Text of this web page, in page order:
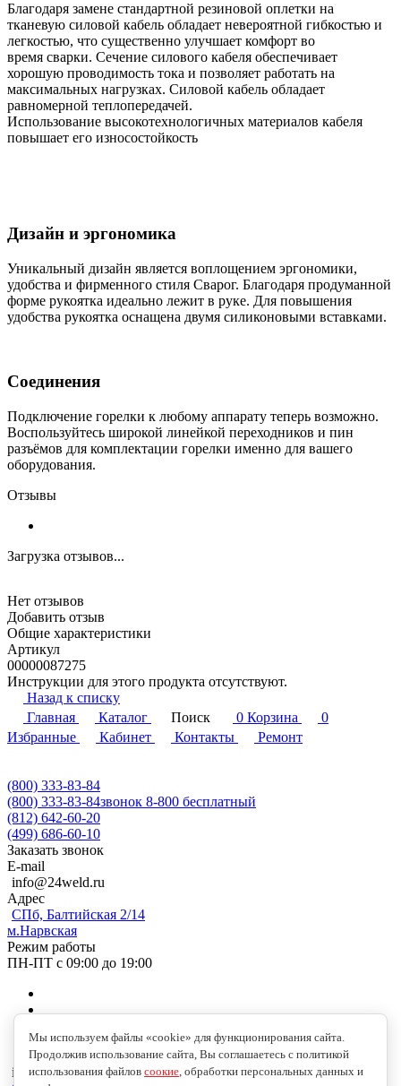
Благодаря замене стандартной резиновой оплетки на
тканевую силовой кабель обладает невероятной гибкостью и
легкостью, что существенно улучшает комфорт во
время сварки. Сечение силового кабеля обеспечивает
хорошую проводимость тока и позволяет работать на
максимальных нагрузках. Силовой кабель обладает
равномерной теплопередачей.
Использование высокотехнологичных материалов кабеля
повышает его износостойкость
Дизайн и эргономика
Уникальный дизайн является воплощением эргономики,
удобства и фирменного стиля Сварог. Благодаря продуманной
форме рукоятка идеально лежит в руке. Для повышения
удобства рукоятка оснащена двумя силиконовыми вставками.
Соединения
Подключение горелки к любому аппарату теперь возможно.
Воспользуйтесь широкой линейкой переходников и пин
разъёмов для комплектации горелки именно для вашего
оборудования.
Отзывы
Загрузка отзывов...
Нет отзывов
Добавить отзыв
Общие характеристики
Артикул
00000087275
Инструкции для этого продукта отсутствуют.
Назад к списку
Главная
Каталог Поиск 0 Корзина
0
Избранные
Кабинет Контакты Ремонт
(800) 333-83-84
(800) 333-83-84звонок 8-800 бесплатный
(812) 642-60-20
(499) 686-60-10
Заказать звонок
E-mail
info@24weld.ru
Адрес
СПб, Балтийская 2/14
м.Нарвская
Режим работы
ПН-ПТ с 09:00 до 19:00
info@24weld.ru
Мы используем файлы «cookie» для функционирования сайта.
Продолжив использование сайта, Вы соглашаетесь с политикой
использования файлов соокие, обработки персональных данных и